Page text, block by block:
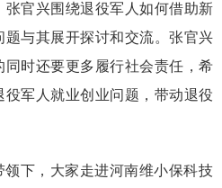
官兴围绕退役军人如何借助新
与其展开探讨和交流。张官兴
时还要更多履行社会责任，希
军人就业创业问题，带动退役
下，大家走进河南维小保科技